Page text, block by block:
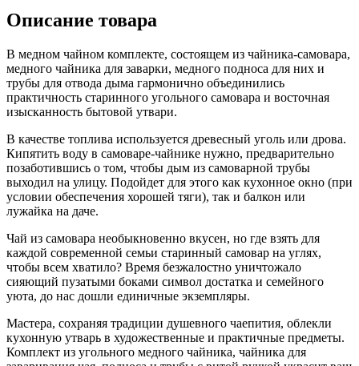
Описание товара
В медном чайном комплекте, состоящем из чайника-самовара,
медного чайника для заварки, медного подноса для них и
трубы для отвода дыма гармонично объединились
практичность старинного угольного самовара и восточная
изысканность бытовой утвари.
В качестве топлива используется древесный уголь или дрова.
Кипятить воду в самоваре-чайнике нужно, предварительно
позаботившись о том, чтобы дым из самоварной трубы
выходил на улицу. Подойдет для этого как кухонное окно (при
условии обеспечения хорошей тяги), так и балкон или
лужайка на даче.
Чай из самовара необыкновенно вкусен, но где взять для
каждой современной семьи старинный самовар на углях,
чтобы всем хватило? Время безжалостно уничтожало
сияющий пузатыми боками символ достатка и семейного
уюта, до нас дошли единичные экземпляры.
Мастера, сохраняя традиции душевного чаепития, облекли
кухонную утварь в художественные и практичные предметы.
Комплект из угольного медного чайника, чайника для